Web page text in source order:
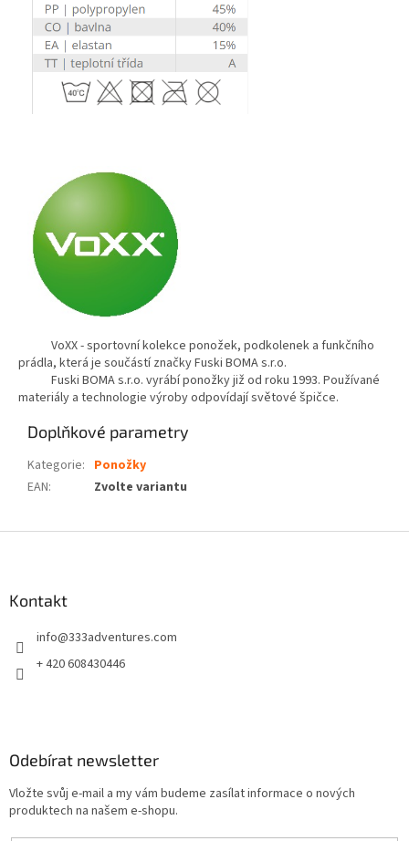
VoXX - sportovní kolekce ponožek, podkolenek a funkčního
prádla, která je součástí značky Fuski BOMA s.r.o.
Fuski BOMA s.r.o. vyrábí ponožky již od roku 1993. Používané
materiály a technologie výroby odpovídají světové špičce.
Doplňkové parametry
Kategorie: Ponožky
EAN: Zvolte variantu
Kontakt
info@333adventures.com
+ 420 608430446
Odebírat newsletter
Vložte svůj e-mail a my vám budeme zasílat informace o nových
produktech na našem e-shopu.